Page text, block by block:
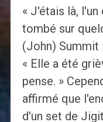
« J'étais là,
tombé sur
(John) Summit
« Elle a été
pense. »
affirmé que
d'un set de